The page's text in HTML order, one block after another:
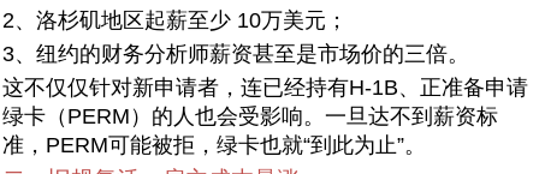
2、洛杉矶地区起薪至少 10万美元；
3、纽约的财务分析师薪资甚至是市场价的三倍。
这不仅仅针对新申请者，连已经持有H-1B、正准备申请
绿卡（PERM）的人也会受影响。一旦达不到薪资标
准，PERM可能被拒，绿卡也就“到此为止”。